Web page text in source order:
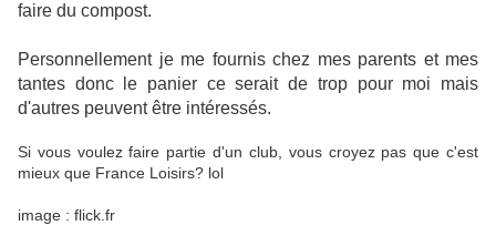
faire du compost.
Personnellement je me fournis chez mes parents et mes
tantes donc le panier ce serait de trop pour moi mais
d'autres peuvent être intéressés.
Si vous voulez faire partie d'un club, vous croyez pas que c'est
mieux que France Loisirs? lol
image : flick.fr